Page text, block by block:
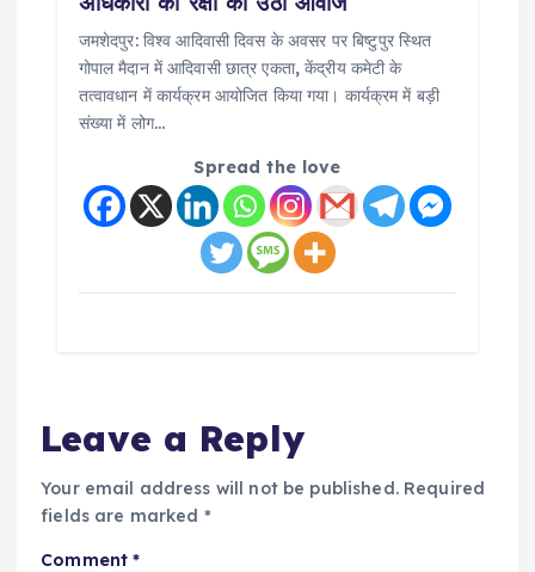
जमशेदपुर: विश्व आदिवासी दिवस के अवसर पर बिष्टुपुर स्थित
गोपाल मैदान में आदिवासी छात्र एकता, केंद्रीय कमेटी के
तत्वावधान में कार्यक्रम आयोजित किया गया। कार्यक्रम में बड़ी
संख्या में लोग…
Spread the love
Leave a Reply
Your email address will not be published. Required
fields are marked *
Comment*